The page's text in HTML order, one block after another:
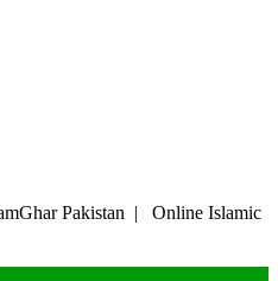
Pakistan | Online Islamic